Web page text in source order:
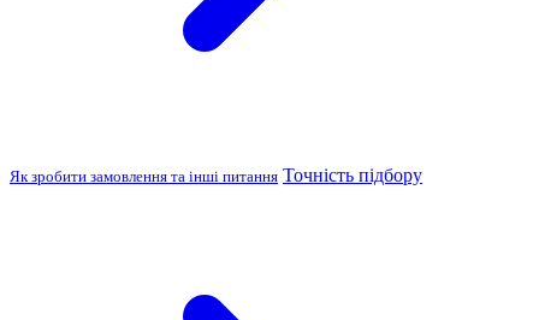
Як зробити замовлення та інші питання Точність підбору